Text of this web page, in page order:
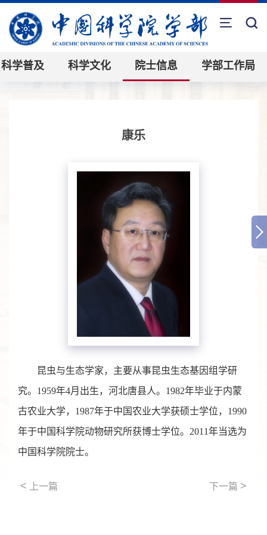
科学普及 科学文化 院士信息 学部工作局
康乐
昆虫与生态学家，主要从事昆虫生态基因组学研
究。1959年4月出生，河北唐县人。1982年毕业于内蒙
古农业大学，1987年于中国农业大学获硕士学位，1990
年于中国科学院动物研究所获博士学位。2011年当选为
中国科学院院士。
< 上一篇 下一篇 >